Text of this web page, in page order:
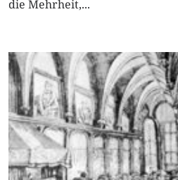
die Mehrheit,...